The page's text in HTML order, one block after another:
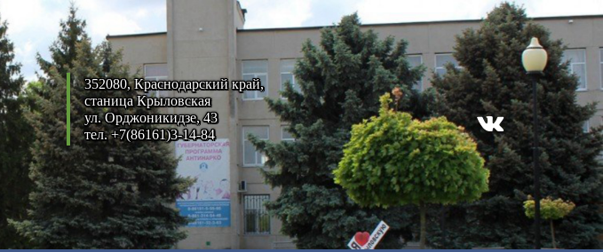
352080, Краснодарский край,
станица Крыловская
ул. Орджоникидзе, 43
тел. +7(86161)3-14-84